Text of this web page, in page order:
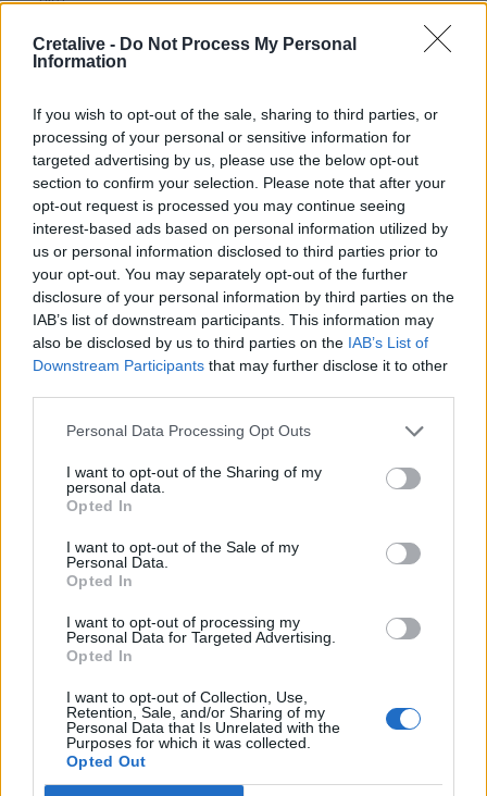
Cretalive - Do Not Process My Personal
Information
If you wish to opt-out of the sale, sharing to third parties, or
processing of your personal or sensitive information for
targeted advertising by us, please use the below opt-out
section to confirm your selection. Please note that after your
opt-out request is processed you may continue seeing
interest-based ads based on personal information utilized by
us or personal information disclosed to third parties prior to
your opt-out. You may separately opt-out of the further
disclosure of your personal information by third parties on the
IAB’s list of downstream participants. This information may
also be disclosed by us to third parties on the IAB’s List of
Downstream Participants that may further disclose it to other
Personal Data Processing Opt Outs
I want to opt-out of the Sharing of my
personal data.
Opted In
I want to opt-out of the Sale of my
Personal Data.
Opted In
I want to opt-out of processing my
Personal Data for Targeted Advertising.
Opted In
I want to opt-out of Collection, Use,
Retention, Sale, and/or Sharing of my
Personal Data that Is Unrelated with the
Purposes for which it was collected.
Opted Out
Νεκρός ανασύρθηκε 43χρονος από τη θάλασσα ανάμεσα
σε Αγκίστρι και Αίγινα
Καιρός: Ισχυροί άνεμοι έως 7 μποφόρ την Κυριακή
(09/08) στην Κρήτη – Red Code για πυρκαγιές στο νησί
20:41
Το συγκινητικό αντίο της Μπαρτσελόνα στον πατέρα του
Μέσι
20:40
Ταϊλάνδη: Η στιγμή που ο 14χρονος ανοίγει πυρ και
σκορπάει τον θάνατο σε σχολείο - Σοκαριστικό βίντεο
20:20
Η Χαμάς δηλώνει εκ νέου έτοιμη να εφαρμόσει το σχέδιο
ΠΕΡΙΣΣΟΤΕΡΑ